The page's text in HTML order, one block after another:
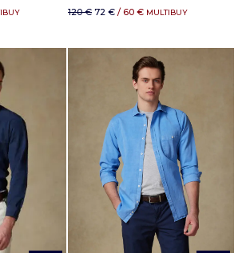
120 € 72 € / 60 € MULTIBUY